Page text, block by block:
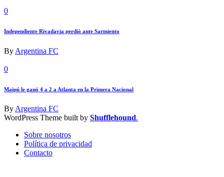
0
Independiente Rivadavia perdió ante Sarmiento
By Argentina FC
0
Maipú le ganó 4 a 2 a Atlanta en la Primera Nacional
ByArgentina FC
WordPress Theme built by Shufflehound.
Sobre nosotros
Política de privacidad
Contacto